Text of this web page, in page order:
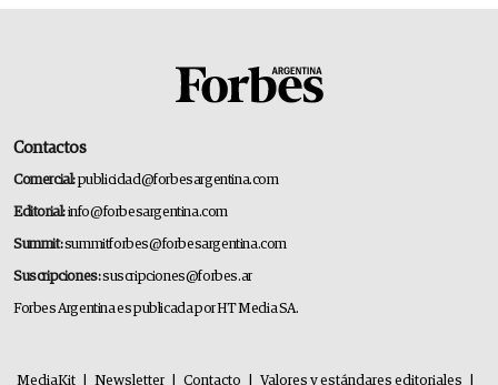
Contactos
Comercial:publicidad@forbesargentina.com
Editorial:info@forbesargentina.com
Summit:summitforbes@forbesargentina.com
Suscripciones:suscripciones@forbes.ar
Forbes Argentina es publicada por HT Media SA.
MediaKit Newsletter Contacto Valores y estándares editoriales